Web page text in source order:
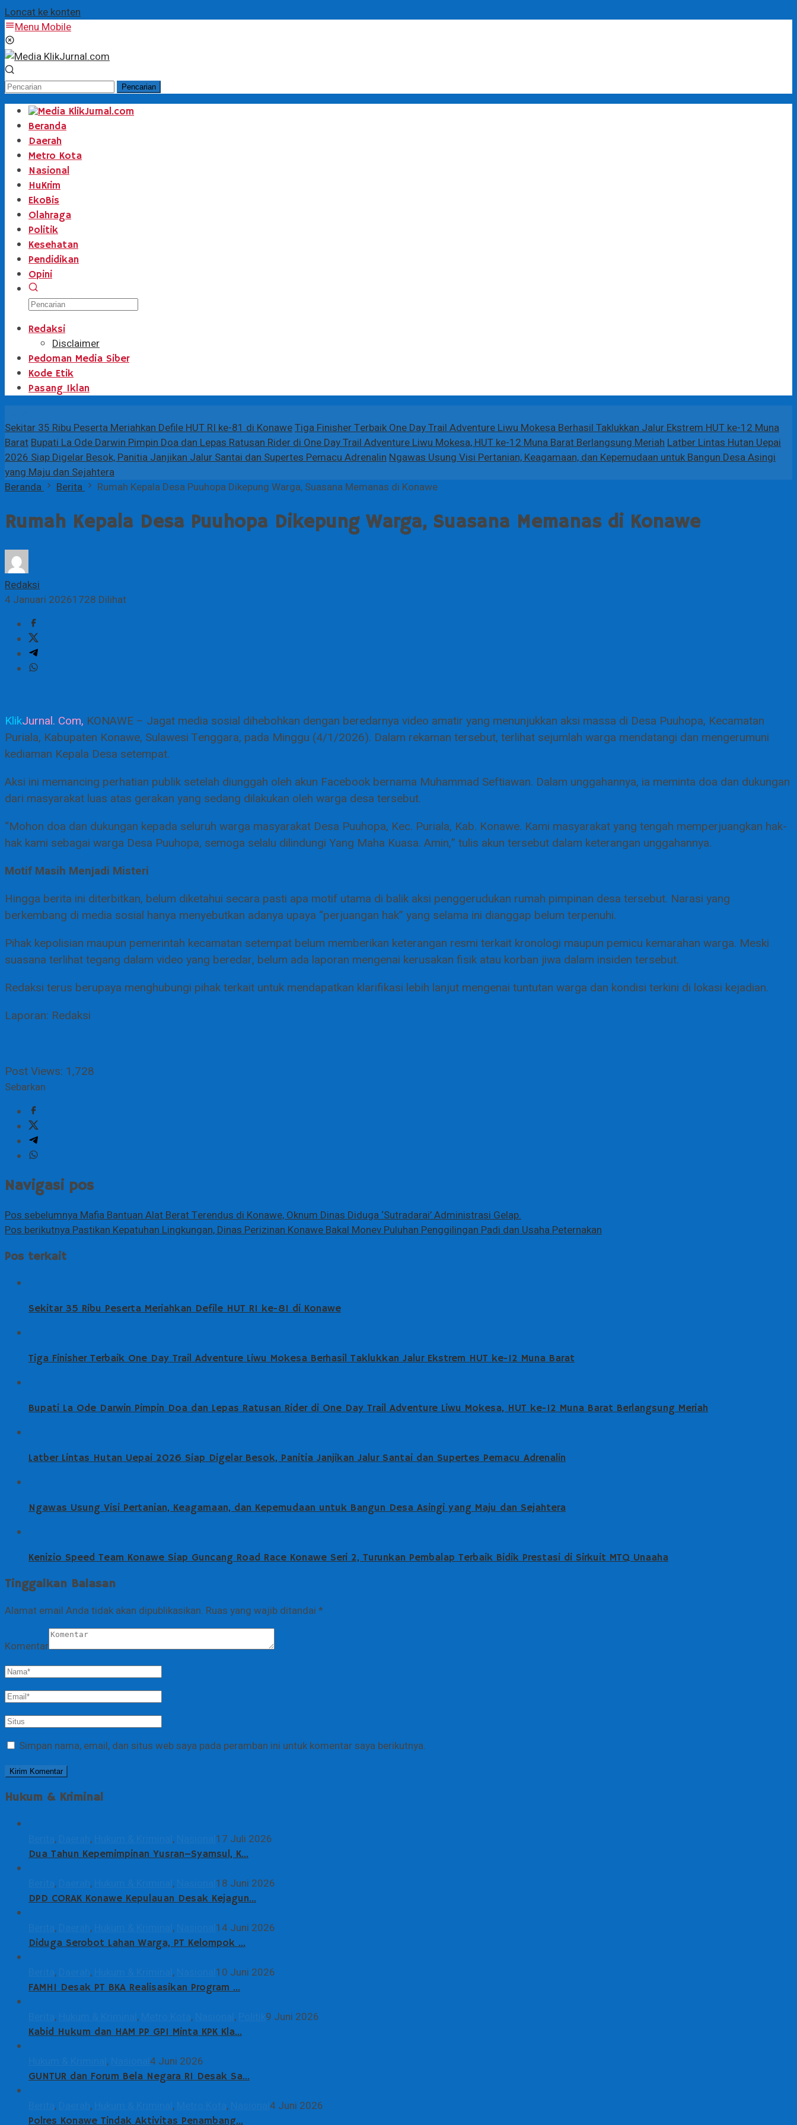
Loncat ke konten
Menu Mobile
Pencarian
Beranda
Daerah
Metro Kota
Nasional
HuKrim
EkoBis
Olahraga
Politik
Kesehatan
Pendidikan
Opini
Redaksi
Disclaimer
Pedoman Media Siber
Kode Etik
Pasang Iklan
Sekitar 35 Ribu Peserta Meriahkan Defile HUT RI ke-81 di KonaweTiga Finisher Terbaik One Day Trail Adventure Liwu Mokesa Berhasil Taklukkan Jalur Ekstrem HUT ke-12 Muna
BaratBupati La Ode Darwin Pimpin Doa dan Lepas Ratusan Rider di One Day Trail Adventure Liwu Mokesa, HUT ke-12 Muna Barat Berlangsung MeriahLatber Lintas Hutan Uepai
2026 Siap Digelar Besok, Panitia Janjikan Jalur Santai dan Supertes Pemacu AdrenalinNgawas Usung Visi Pertanian, Keagamaan, dan Kepemudaan untuk Bangun Desa Asingi
yang Maju dan Sejahtera
Beranda
Berita Rumah Kepala Desa Puuhopa Dikepung Warga, Suasana Memanas di Konawe
Rumah Kepala Desa Puuhopa Dikepung Warga, Suasana Memanas di Konawe
Redaksi
4 Januari 20261728 Dilihat
KlikJurnal. Com, KONAWE – Jagat media sosial dihebohkan dengan beredarnya video amatir yang menunjukkan aksi massa di Desa Puuhopa, Kecamatan
Puriala, Kabupaten Konawe, Sulawesi Tenggara, pada Minggu (4/1/2026). Dalam rekaman tersebut, terlihat sejumlah warga mendatangi dan mengerumuni
kediaman Kepala Desa setempat.
Aksi ini memancing perhatian publik setelah diunggah oleh akun Facebook bernama Muhammad Seftiawan. Dalam unggahannya, ia meminta doa dan dukungan
dari masyarakat luas atas gerakan yang sedang dilakukan oleh warga desa tersebut.
“Mohon doa dan dukungan kepada seluruh warga masyarakat Desa Puuhopa, Kec. Puriala, Kab. Konawe. Kami masyarakat yang tengah memperjuangkan hak-
hak kami sebagai warga Desa Puuhopa, semoga selalu dilindungi Yang Maha Kuasa. Amin,” tulis akun tersebut dalam keterangan unggahannya.
Motif Masih Menjadi Misteri
Hingga berita ini diterbitkan, belum diketahui secara pasti apa motif utama di balik aksi penggerudukan rumah pimpinan desa tersebut. Narasi yang
berkembang di media sosial hanya menyebutkan adanya upaya “perjuangan hak” yang selama ini dianggap belum terpenuhi.
Pihak kepolisian maupun pemerintah kecamatan setempat belum memberikan keterangan resmi terkait kronologi maupun pemicu kemarahan warga. Meski
suasana terlihat tegang dalam video yang beredar, belum ada laporan mengenai kerusakan fisik atau korban jiwa dalam insiden tersebut.
Redaksi terus berupaya menghubungi pihak terkait untuk mendapatkan klarifikasi lebih lanjut mengenai tuntutan warga dan kondisi terkini di lokasi kejadian.
Laporan: Redaksi
Post Views: 1,728
Sebarkan
Navigasi pos
Pos sebelumnyaMafia Bantuan Alat Berat Terendus di Konawe, Oknum Dinas Diduga ‘Sutradarai’ Administrasi Gelap.
Pos berikutnyaPastikan Kepatuhan Lingkungan, Dinas Perizinan Konawe Bakal Monev Puluhan Penggilingan Padi dan Usaha Peternakan
Pos terkait
Sekitar 35 Ribu Peserta Meriahkan Defile HUT RI ke-81 di Konawe
Tiga Finisher Terbaik One Day Trail Adventure Liwu Mokesa Berhasil Taklukkan Jalur Ekstrem HUT ke-12 Muna Barat
Bupati La Ode Darwin Pimpin Doa dan Lepas Ratusan Rider di One Day Trail Adventure Liwu Mokesa, HUT ke-12 Muna Barat Berlangsung Meriah
Latber Lintas Hutan Uepai 2026 Siap Digelar Besok, Panitia Janjikan Jalur Santai dan Supertes Pemacu Adrenalin
Ngawas Usung Visi Pertanian, Keagamaan, dan Kepemudaan untuk Bangun Desa Asingi yang Maju dan Sejahtera
Kenizio Speed Team Konawe Siap Guncang Road Race Konawe Seri 2, Turunkan Pembalap Terbaik Bidik Prestasi di Sirkuit MTQ Unaaha
Tinggalkan Balasan
Alamat email Anda tidak akan dipublikasikan. Ruas yang wajib ditandai *
Komentar
Simpan nama, email, dan situs web saya pada peramban ini untuk komentar saya berikutnya.
Hukum & Kriminal
, , , 17 Juli 2026
Dua Tahun Kepemimpinan Yusran–Syamsul, K…
, , , 18 Juni 2026
DPD CORAK Konawe Kepulauan Desak Kejagun…
, , , 14 Juni 2026
Diduga Serobot Lahan Warga, PT Kelompok …
, , , 10 Juni 2026
FAMHI Desak PT BKA Realisasikan Program …
, , , , 9 Juni 2026
Kabid Hukum dan HAM PP GPI Minta KPK Kla…
, 4 Juni 2026
GUNTUR dan Forum Bela Negara RI Desak Sa…
, , , , 4 Juni 2026
Polres Konawe Tindak Aktivitas Penambang…